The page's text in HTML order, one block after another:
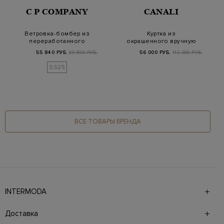
C P COMPANY
Ветровка-бомбер из
переработанного
нейлона Chrome-R с…
55 840 РУБ. 69 800 РУБ.
SS25
CANALI
Куртка из
окрашенного вручную
денима с велюровой
отдел…
56 000 РУБ. 112 000 РУБ.
ВСЕ ТОВАРЫ БРЕНДА
INTERMODA
брендов на 4 этажах в самом центре города. На сайте
также презентованы новинки с последних показов и
Доставка